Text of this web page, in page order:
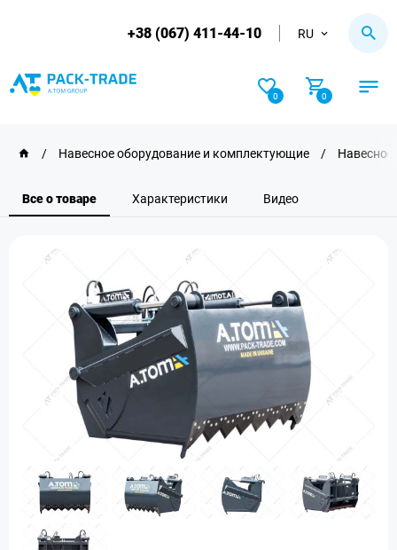
+38 (067) 411-44-10 RU
0 0
/ Навесное оборудование и комплектующие / Навесное
Все о товаре Характеристики Видео